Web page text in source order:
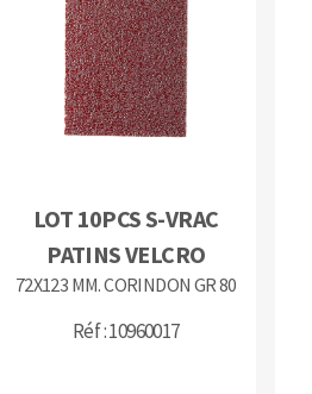
POUR LE TRAVAIL DU
LOT 10PCS S-VRAC
PATINS VELCRO
72X123 MM. CORINDON GR 80
Réf : 10960017